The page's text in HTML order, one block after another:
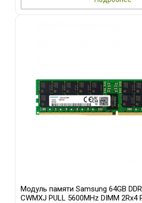
Модуль памяти Samsung 64GB
CWMXJ PULL 5600MHz DIMM 2Rx4